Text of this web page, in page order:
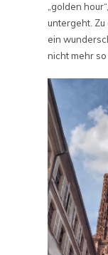
„golden
untergeht.
ein
nicht mehr